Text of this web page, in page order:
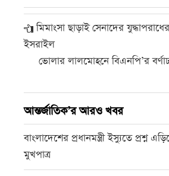
মিমাংসা ছাড়াই সেনাদের
ইসরাইল
ভোলার লালমোহনে বিএনপি’র
আন্তর্জাতিক’র আরও খবর
বাংলাদেশের প্রধানমন্ত্রী ইস্যুতে প্রশ্ন
মুখপাত্র